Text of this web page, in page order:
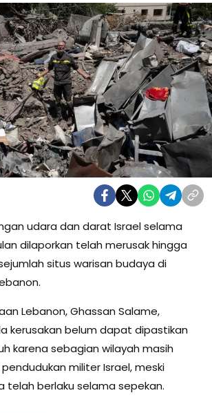
udara dan darat Israel selama
dilaporkan telah merusak hingga
situs warisan budaya di
Lebanon, Ghassan Salame,
kerusakan belum dapat dipastikan
karena sebagian wilayah masih
militer Israel, meski
telah berlaku selama sepekan.